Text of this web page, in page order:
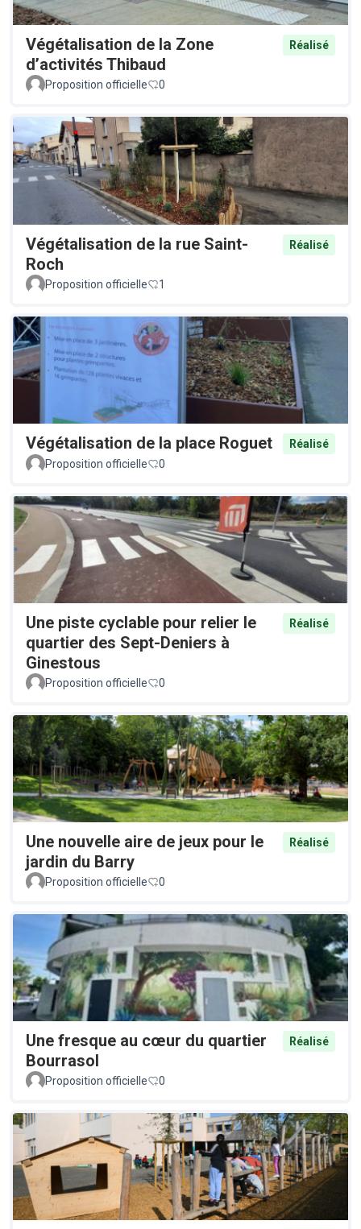
Végétalisation de la Zone
d’activités Thibaud
Réalisé
Proposition officielle 0
Végétalisation de la rue Saint-
Roch
Réalisé
Proposition officielle 1
Végétalisation de la place Roguet
Réalisé
Proposition officielle
0
Une piste cyclable pour relier le
quartier des Sept-Deniers à
Ginestous
Réalisé
Proposition officielle 0
Une nouvelle aire de jeux pour le
jardin du Barry
Réalisé
Proposition officielle 0
Une fresque au cœur du quartier
Bourrasol
Réalisé
Proposition officielle 0